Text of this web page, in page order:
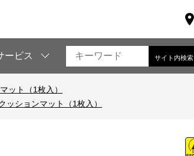
ービス サイト内検索
ット（1枚入）
ッションマット（1枚入）